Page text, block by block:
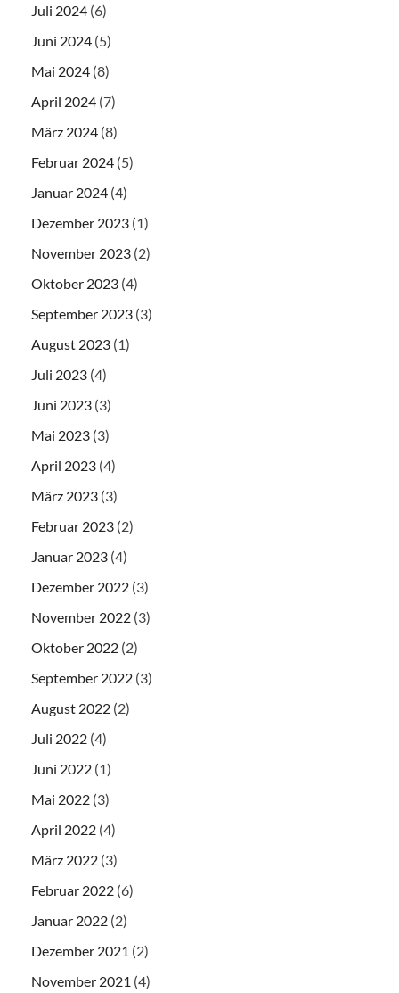
Juli 2024 (6)
Juni 2024 (5)
Mai 2024 (8)
April 2024 (7)
März 2024 (8)
Februar 2024 (5)
Januar 2024 (4)
Dezember 2023 (1)
November 2023 (2)
Oktober 2023 (4)
September 2023 (3)
August 2023 (1)
Juli 2023 (4)
Juni 2023 (3)
Mai 2023 (3)
April 2023 (4)
März 2023 (3)
Februar 2023 (2)
Januar 2023 (4)
Dezember 2022 (3)
November 2022 (3)
Oktober 2022 (2)
September 2022 (3)
August 2022 (2)
Juli 2022 (4)
Juni 2022 (1)
Mai 2022 (3)
April 2022 (4)
März 2022 (3)
Februar 2022 (6)
Januar 2022 (2)
Dezember 2021 (2)
November 2021 (4)